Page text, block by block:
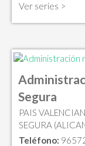
Ver series >
Segura
PAIS
SEGURA
Teléfono: